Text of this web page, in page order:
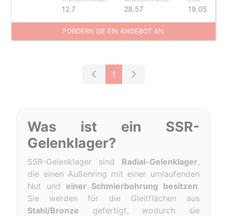
12.7 28.57 19.05
FORDERN SIE EIN ANGEBOT AN
1
Was ist ein SSR-
Gelenklager?
SSR-Gelenklager sind Radial-Gelenklager,
die einen Außenring mit einer umlaufenden
Nut und einer Schmierbohrung besitzen.
Sie werden für die Gleitflächen aus
Stahl/Bronze gefertigt, wodurch sie